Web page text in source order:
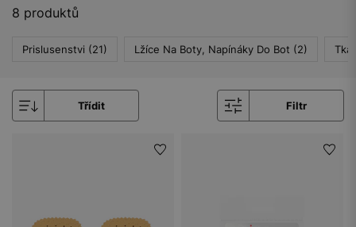
8 produktů
Prislusenstvi (21) Lžíce Na Boty, Napínáky Do Bot (2)
Třídit Filtr